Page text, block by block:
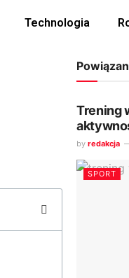
Technologia
Trening
by redakcja
SPORT